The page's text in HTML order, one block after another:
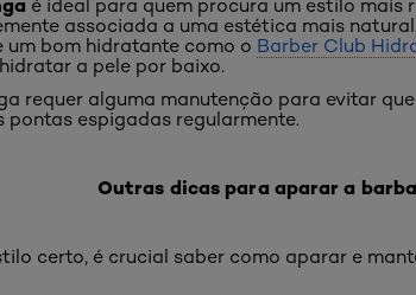
é ideal para quem procura um estilo mais
associada a uma estética mais
um bom hidratante como o Barber Club
a pele por baixo.
requer alguma manutenção para evitar
pontas espigadas regularmente.
Outras dicas para aparar a
certo, é crucial saber como aparar e